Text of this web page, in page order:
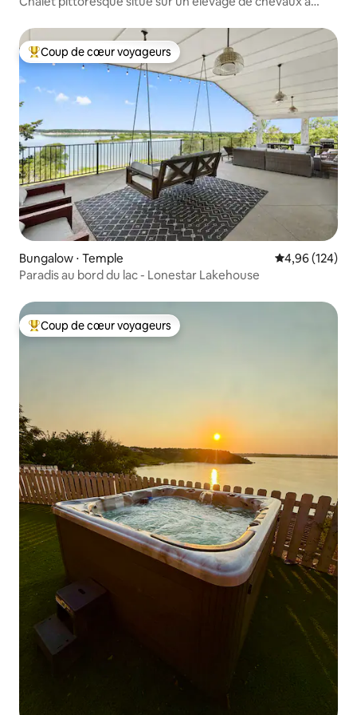
Coups de cœur voyageurs les plus appréciés
Coup de cœur voyageurs
Bungalow ⋅ Temple Évaluation
4,96 (124)
Paradis au bord du lac - Lonestar Lakehouse
Coups de cœur voyageurs les plus appréciés
Coup de cœur voyageurs